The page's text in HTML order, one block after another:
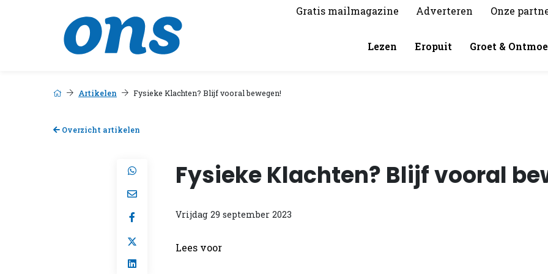
Gratis mailmagazine Adverteren Onze
Lezen Eropuit Groet &
Artikelen Fysieke Klachten? Blijf vooral bewegen!
Overzicht artikelen
Fysieke Klachten? Blijf vooral
Vrijdag 29 september 2023
Lees voor